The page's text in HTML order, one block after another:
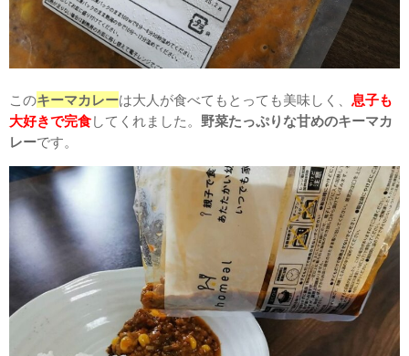
このキーマカレーは大人が食べてもとっても美味しく、 息子も
大好きで完食してくれました。 野菜たっぷりな甘めのキーマカ
レーです。